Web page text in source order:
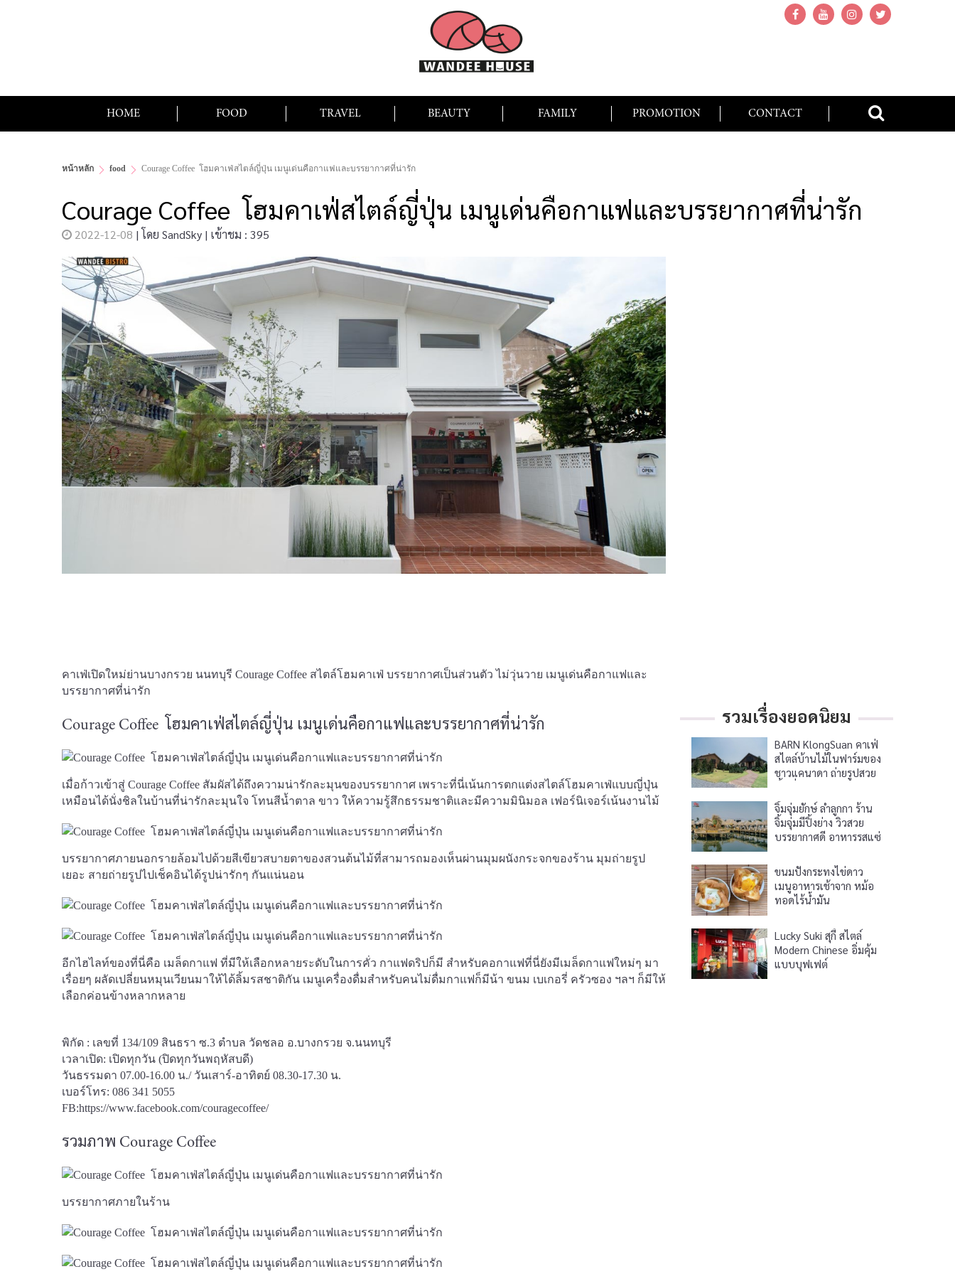
HOME FOOD TRAVEL BEAUTY FAMILY PROMOTION CONTACT
หน้าหลัก food Courage Coffee โฮมคาเฟ่สไตล์ญี่ปุ่น เมนูเด่นคือกาแฟและบรรยากาศที่น่ารัก
Courage Coffee โฮมคาเฟ่สไตล์ญี่ปุ่น เมนูเด่นคือกาแฟและบรรยากาศที่น่ารัก
2022-12-08 | โดย SandSky | เข้าชม : 395
คาเฟ่เปิดใหม่ย่านบางกรวย นนทบุรี Courage Coffee สไตล์โฮมคาเฟ่ บรรยากาศเป็นส่วนตัว ไม่วุ่นวาย เมนูเด่นคือกาแฟและ
บรรยากาศที่น่ารัก
Courage Coffee โฮมคาเฟ่สไตล์ญี่ปุ่น เมนูเด่นคือกาแฟและบรรยากาศที่น่ารัก
เมื่อก้าวเข้าสู่ Courage Coffee สัมผัสได้ถึงความน่ารักละมุนของบรรยากาศ เพราะที่นี่เน้นการตกแต่งสไตล์โฮมคาเฟ่แบบญี่ปุ่น
เหมือนได้นั่งชิลในบ้านที่น่ารักละมุนใจ โทนสีน้ำตาล ขาว ให้ความรู้สึกธรรมชาติและมีความมินิมอล เฟอร์นิเจอร์เน้นงานไม้
บรรยากาศภายนอกรายล้อมไปด้วยสีเขียวสบายตาของสวนต้นไม้ที่สามารถมองเห็นผ่านมุมผนังกระจกของร้าน มุมถ่ายรูป
เยอะ สายถ่ายรูปไปเช็คอินได้รูปน่ารักๆ กันแน่นอน
อีกไฮไลท์ของที่นี่คือ เมล็ดกาแฟ ที่มีให้เลือกหลายระดับในการคั่ว กาแฟดริปก็มี สำหรับคอกาแฟที่นี่ยังมีเมล็ดกาแฟใหม่ๆ มา
เรื่อยๆ ผลัดเปลี่ยนหมุนเวียนมาให้ได้ลิ้มรสชาติกัน เมนูเครื่องดื่มสำหรับคนไม่ดื่มกาแฟก็มีน้า ขนม เบเกอรี่ ครัวซอง ฯลฯ ก็มีให้
เลือกค่อนข้างหลากหลาย
พิกัด : เลขที่ 134/109 สินธรา ซ.3 ตำบล วัดชลอ อ.บางกรวย จ.นนทบุรี
เวลาเปิด: เปิดทุกวัน (ปิดทุกวันพฤหัสบดี)
วันธรรมดา 07.00-16.00 น./ วันเสาร์-อาทิตย์ 08.30-17.30 น.
เบอร์โทร: 086 341 5055
FB:https://www.facebook.com/couragecoffee/
รวมภาพ Courage Coffee
บรรยากาศภายในร้าน
รวมเรื่องยอดนิยม
BARN KlongSuan คาเฟ่
สไตล์บ้านไม้ในฟาร์มของ
ชาวแคนาดา ถ่ายรูปสวย
จิ้มจุ่มยักษ์ ลำลูกกา ร้าน
จิ้มจุ่มมีปิ้งย่าง วิวสวย
บรรยากาศดี อาหารรสแซ่
ขนมปังกระทงไข่ดาว
เมนูอาหารเช้าจาก หม้อ
ทอดไร้น้ำมัน
Lucky Suki สุกี้ สไตล์
Modern Chinese อิ่มคุ้ม
แบบบุฟเฟต์